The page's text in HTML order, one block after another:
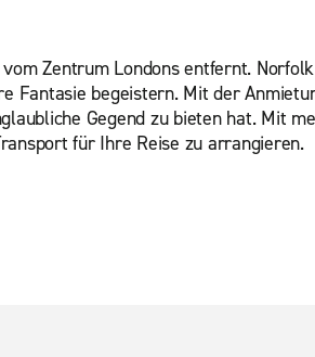
Zentrum Londons entfernt.
Fantasie begeistern. Mit der
Gegend zu bieten hat. Mit
für Ihre Reise zu arrangieren.